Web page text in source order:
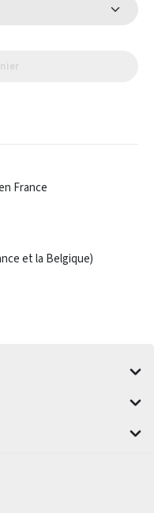
France
et la Belgique)